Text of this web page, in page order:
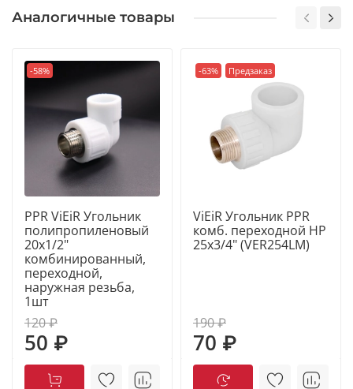
Аналогичные товары
-58%
PPR ViEiR Угольник
полипропиленовый
20х1/2"
комбинированный,
переходной,
наружная резьба,
1шт
120 ₽
50 ₽
-63% Предзаказ
ViEiR Угольник PPR
комб. переходной НР
25х3/4" (VER254LM)
190 ₽
70 ₽